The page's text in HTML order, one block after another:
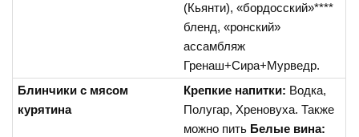
(Кьянти), «бордосский»****
бленд, «ронский»
ассамбляж
Гренаш+Сира+Мурведр.
Блинчики с мясом
курятина
Крепкие напитки: Водка,
Полугар, Хреновуха. Также
можно пить Белые вина: